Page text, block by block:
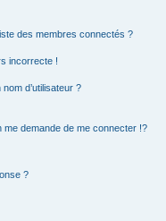
des membres connectés ?
incorrecte !
d’utilisateur ?
me demande de me connecter !?
?